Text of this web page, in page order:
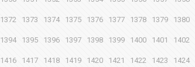
1372 1373 1374 1375 1376 1377 1378 1379 1380
1394 1395 1396 1397 1398 1399 1400 1401 1402
1416 1417 1418 1419 1420 1421 1422 1423 1424